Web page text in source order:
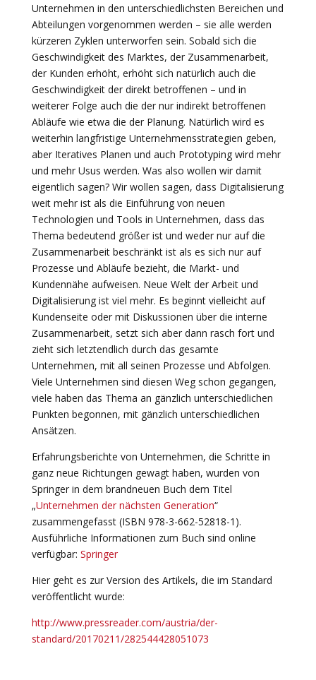
Unternehmen in den unterschiedlichsten Bereichen und
Abteilungen vorgenommen werden – sie alle werden
kürzeren Zyklen unterworfen sein. Sobald sich die
Geschwindigkeit des Marktes, der Zusammenarbeit,
der Kunden erhöht, erhöht sich natürlich auch die
Geschwindigkeit der direkt betroffenen – und in
weiterer Folge auch die der nur indirekt betroffenen
Abläufe wie etwa die der Planung. Natürlich wird es
weiterhin langfristige Unternehmensstrategien geben,
aber Iteratives Planen und auch Prototyping wird mehr
und mehr Usus werden. Was also wollen wir damit
eigentlich sagen? Wir wollen sagen, dass Digitalisierung
weit mehr ist als die Einführung von neuen
Technologien und Tools in Unternehmen, dass das
Thema bedeutend größer ist und weder nur auf die
Zusammenarbeit beschränkt ist als es sich nur auf
Prozesse und Abläufe bezieht, die Markt- und
Kundennähe aufweisen. Neue Welt der Arbeit und
Digitalisierung ist viel mehr. Es beginnt vielleicht auf
Kundenseite oder mit Diskussionen über die interne
Zusammenarbeit, setzt sich aber dann rasch fort und
zieht sich letztendlich durch das gesamte
Unternehmen, mit all seinen Prozesse und Abfolgen.
Viele Unternehmen sind diesen Weg schon gegangen,
viele haben das Thema an gänzlich unterschiedlichen
Punkten begonnen, mit gänzlich unterschiedlichen
Ansätzen.
Erfahrungsberichte von Unternehmen, die Schritte in
ganz neue Richtungen gewagt haben, wurden von
Springer in dem brandneuen Buch dem Titel
„Unternehmen der nächsten Generation“
zusammengefasst (ISBN 978-3-662-52818-1).
Ausführliche Informationen zum Buch sind online
verfügbar: Springer
Hier geht es zur Version des Artikels, die im Standard
veröffentlicht wurde:
http://www.pressreader.com/austria/der-
standard/20170211/282544428051073